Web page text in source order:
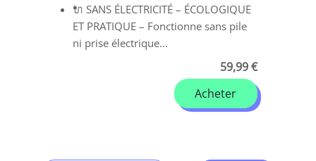
🔌 SANS ÉLECTRICITÉ – ÉCOLOGIQUE
ET PRATIQUE – Fonctionne sans pile
ni prise électrique...
59,99 €
Acheter